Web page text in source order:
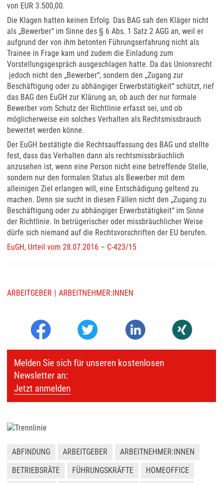
von EUR 3.500,00.
Die Klagen hatten keinen Erfolg. Das BAG sah den Kläger nicht
als „Bewerber“ im Sinne des § 6 Abs. 1 Satz 2 AGG an, weil er
aufgrund der von ihm betonten Führungserfahrung nicht als
Trainee in Frage kam und zudem die Einladung zum
Vorstellungsgespräch ausgeschlagen hatte. Da das Unionsrecht
jedoch nicht den „Bewerber“, sondern den „Zugang zur
Beschäftigung oder zu abhängiger Erwerbstätigkeit“ schützt, rief
das BAG den EuGH zur Klärung an, ob auch der nur formale
Bewerber vom Schutz der Richtlinie erfasst sei, und ob
möglicherweise ein solches Verhalten als Rechtsmissbrauch
bewertet werden könne.
Der EuGH bestätigte die Rechtsauffassung des BAG und stellte
fest, dass das Verhalten dann als rechtsmissbräuchlich
anzusehen ist, wenn eine Person nicht eine betreffende Stelle,
sondern nur den formalen Status als Bewerber mit dem
alleinigen Ziel erlangen will, eine Entschädigung geltend zu
machen. Denn sie sucht in diesen Fällen nicht den „Zugang zu
Beschäftigung oder zu abhängiger Erwerbstätigkeit“ im Sinne
der Richtlinie. In betrügerischer oder missbräuchlicher Weise
dürfe sich niemand auf die Rechtsvorschriften der EU berufen.
EuGH, Urteil vom 28.07.2016 – C-423/15
ARBEITGEBER ARBEITNEHMER:INNEN
Melden Sie sich für unseren kostenlosen
Newsletter an:
Jetzt anmelden
ABFINDUNG ARBEITGEBER
ARBEITNEHMER:INNEN
BETRIEBSRÄTE
FÜHRUNGSKRÄFTE
HOMEOFFICE